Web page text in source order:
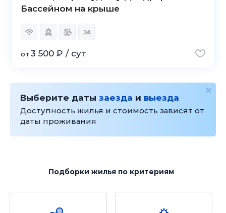
Бассейном на крыше
от 3 500 ₽ / сут
Выберите даты заезда и выезда
Доступность жилья и стоимость зависят от
даты проживания
Подборки жильяпо критериям